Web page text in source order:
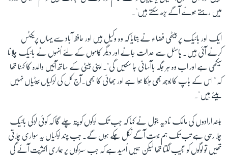
میں رہتے ہوئے آگے بڑھ سکتے ہیں"۔
ایک اور بائیک پر بیٹھی فضاء نے بتایا کہ وہ وکیل ہیں اور حافظ آباد سے یہاں پریکٹس
کرنے آئی ہیں۔ ہاسٹل سے عدالت جانے اور دیگر کاموں کے لئے اُنہوں نے بائیک چلانا
سیکھی ہے اور اب وہ ہر جگہ باآسانی جا سکیں گی"۔ اپنی بیٹی کے ساتھ آئیں والدہ کا کہنا تھا
کہ " اس کے باپ کا بوجھ بھی ہلکا ہوا ہے اور بھائی کا بھی۔آج کل کی لڑکیاں بیٹیاں نہیں
بیٹے ہیں"۔
بُلند ارادوں کی مالک نادیہ بتول نے کہا کہ جب تک لڑکوں کو پتہ چلے گا کہ کوئی لڑکی بائیک
چلا رہی ہے تب تک ہم بُہت آگے نکل چُکے ہوں گے۔ جب چند لڑکیاں یہ سواری چلاتی
تھیں تو لوگوں کو عجیب لگتا تھا لیکن ہمیں اُمید ہے کہ جب سڑکوں پر ہماری اکثریت آئے گی